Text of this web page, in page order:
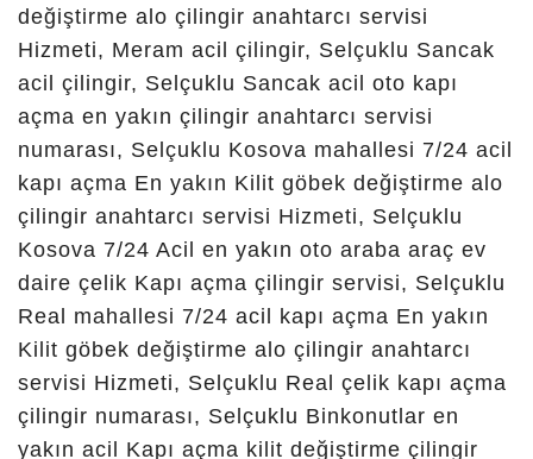
çilingir,
konya bosna
hersek
çilingir,
konya ılgın